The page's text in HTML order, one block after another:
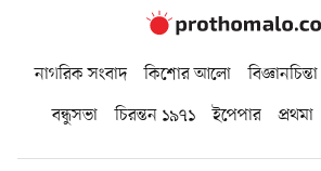
নাগরিক সংবাদ কিশোর আলো বিজ্ঞানচিন্তা
বন্ধুসভা
চিরন্তন ১৯৭১ ইপেপার প্রথমা